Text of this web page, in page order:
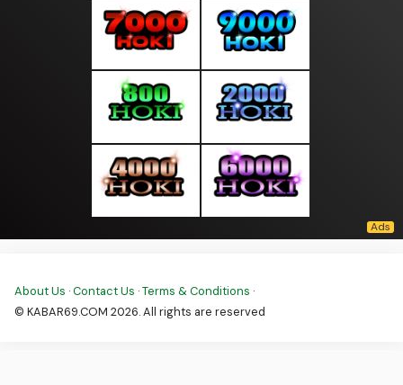
About Us ·Contact Us ·Terms & Conditions ·
© KABAR69.COM 2026. All rights are reserved